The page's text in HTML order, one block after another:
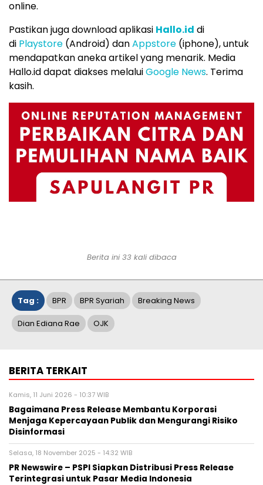
online.
Pastikan juga download aplikasi Hallo.id di
di Playstore (Android) danAppstore (iphone), untuk
mendapatkan aneka artikel yang menarik. Media
Hallo.id dapat diakses melaluiGoogle News. Terima
kasih.
Berita ini 33 kali dibaca
Tag : BPR BPR Syariah Breaking News
Dian Ediana Rae OJK
BERITA TERKAIT
Kamis, 11 Juni 2026 - 10:37 WIB
Bagaimana Press Release Membantu Korporasi
Menjaga Kepercayaan Publik dan Mengurangi Risiko
Disinformasi
Selasa, 18 November 2025 - 14:32 WIB
PR Newswire – PSPI Siapkan Distribusi Press Release
Terintegrasi untuk Pasar Media Indonesia